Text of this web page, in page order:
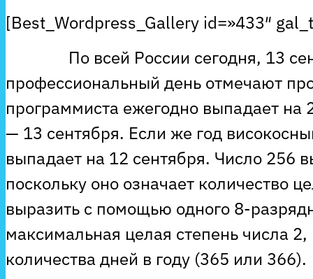
[Best_Wordpress_Gallery id=»433″
По всей России сегодня, 13
профессиональный день отмечают
программиста ежегодно выпадает на
— 13 сентября. Если же год
выпадает на 12 сентября. Число 256
поскольку оно означает количество
выразить с помощью одного 8-
максимальная целая степень числа
количества дней в году (365 или 366).